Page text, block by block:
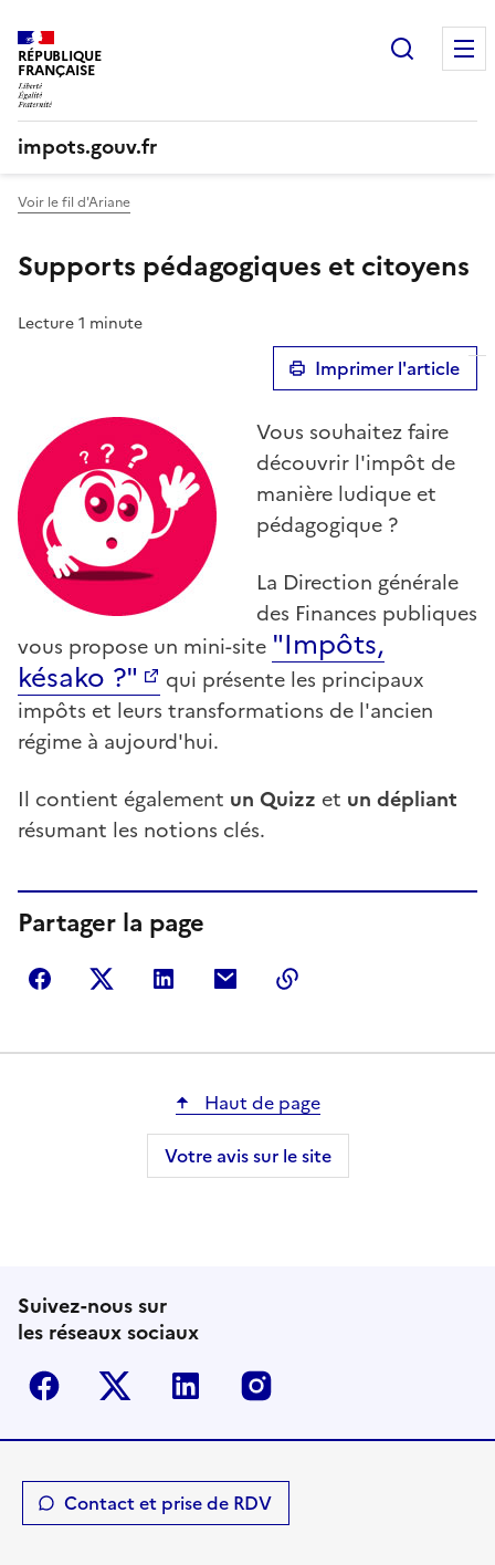
RÉPUBLIQUE
FRANÇAISE
impots.gouv.fr
Voir le fil d'Ariane
Supports pédagogiques et citoyens
Lecture 1 minute
Imprimer l'article
Vous souhaitez faire
découvrir l'impôt de
manière ludique et
pédagogique ?
La Direction générale
des Finances publiques
vous propose un mini-site "Impôts,
késako ?"
qui présente les principaux
impôts et leurs transformations de l'ancien
régime à aujourd'hui.
Il contient également un Quizz et un dépliant
résumant les notions clés.
Partager la page
Partager sur Facebook
Partager sur Twitter
Partager sur LinkedIn
Partager par courriel
Haut de page
Votre avis sur le site
Suivez-nous sur
les réseaux sociaux
Facebook Twitter-X Linkedin
Contact et prise de RDV